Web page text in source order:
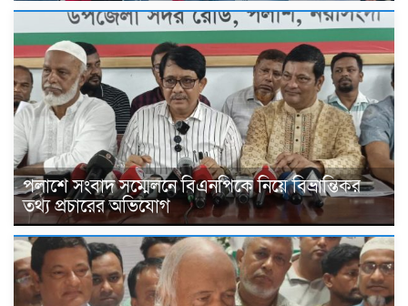
পলাশে সংবাদ সম্মেলনে বিএনপিকে নিয়ে বিভ্রান্তিকর
তথ্য প্রচারের অভিযোগ